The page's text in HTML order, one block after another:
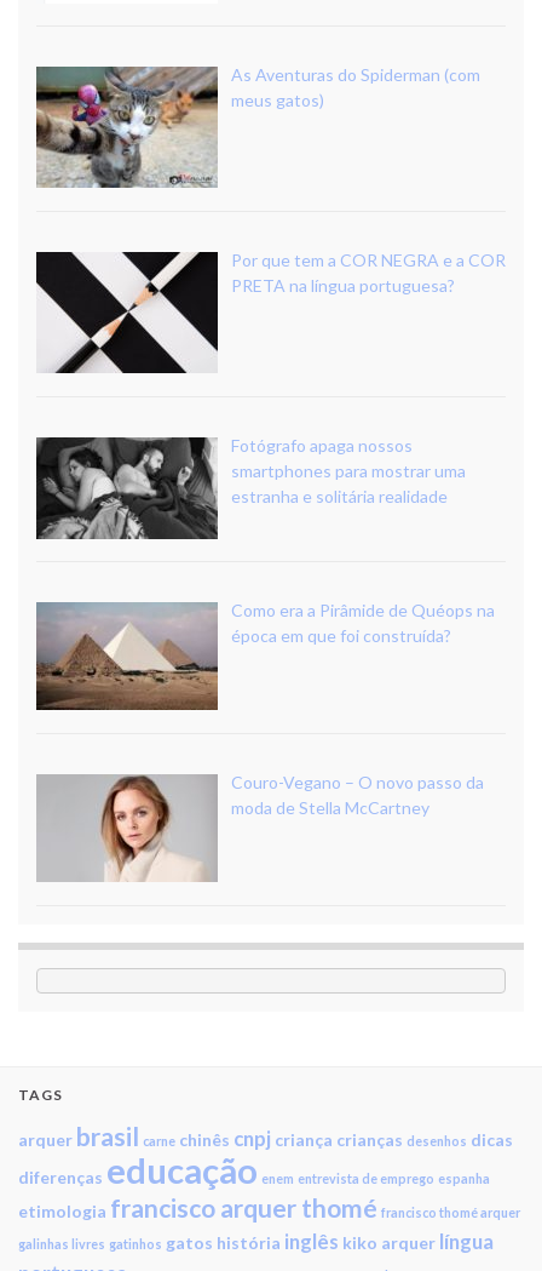
As Aventuras do Spiderman (com
meus gatos)
Por que tem a COR NEGRA e a COR
PRETA na língua portuguesa?
Fotógrafo apaga nossos
smartphones para mostrar uma
estranha e solitária realidade
Como era a Pirâmide de Quéops na
época em que foi construída?
Couro-Vegano – O novo passo da
moda de Stella McCartney
TAGS
arquer brasil carne chinês cnpj criança crianças desenhos dicas
diferenças educação enem entrevista de emprego espanha
etimologia francisco arquer thomé francisco thomé arquer
galinhas livres gatinhos gatos história inglês kiko arquer língua